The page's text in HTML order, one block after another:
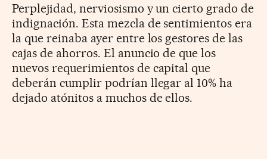
Perplejidad, nerviosismo y un cierto grado de
indignación. Esta mezcla de sentimientos era
la que reinaba ayer entre los gestores de las
cajas de ahorros. El anuncio de que los
nuevos requerimientos de capital que
deberán cumplir podrían llegar al 10% ha
dejado atónitos a muchos de ellos.